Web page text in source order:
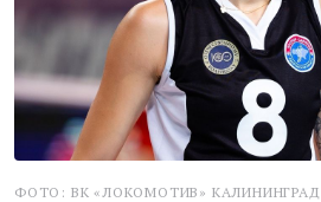
ФОТО: ВК «ЛОКОМОТИВ» КАЛИНИНГРАД